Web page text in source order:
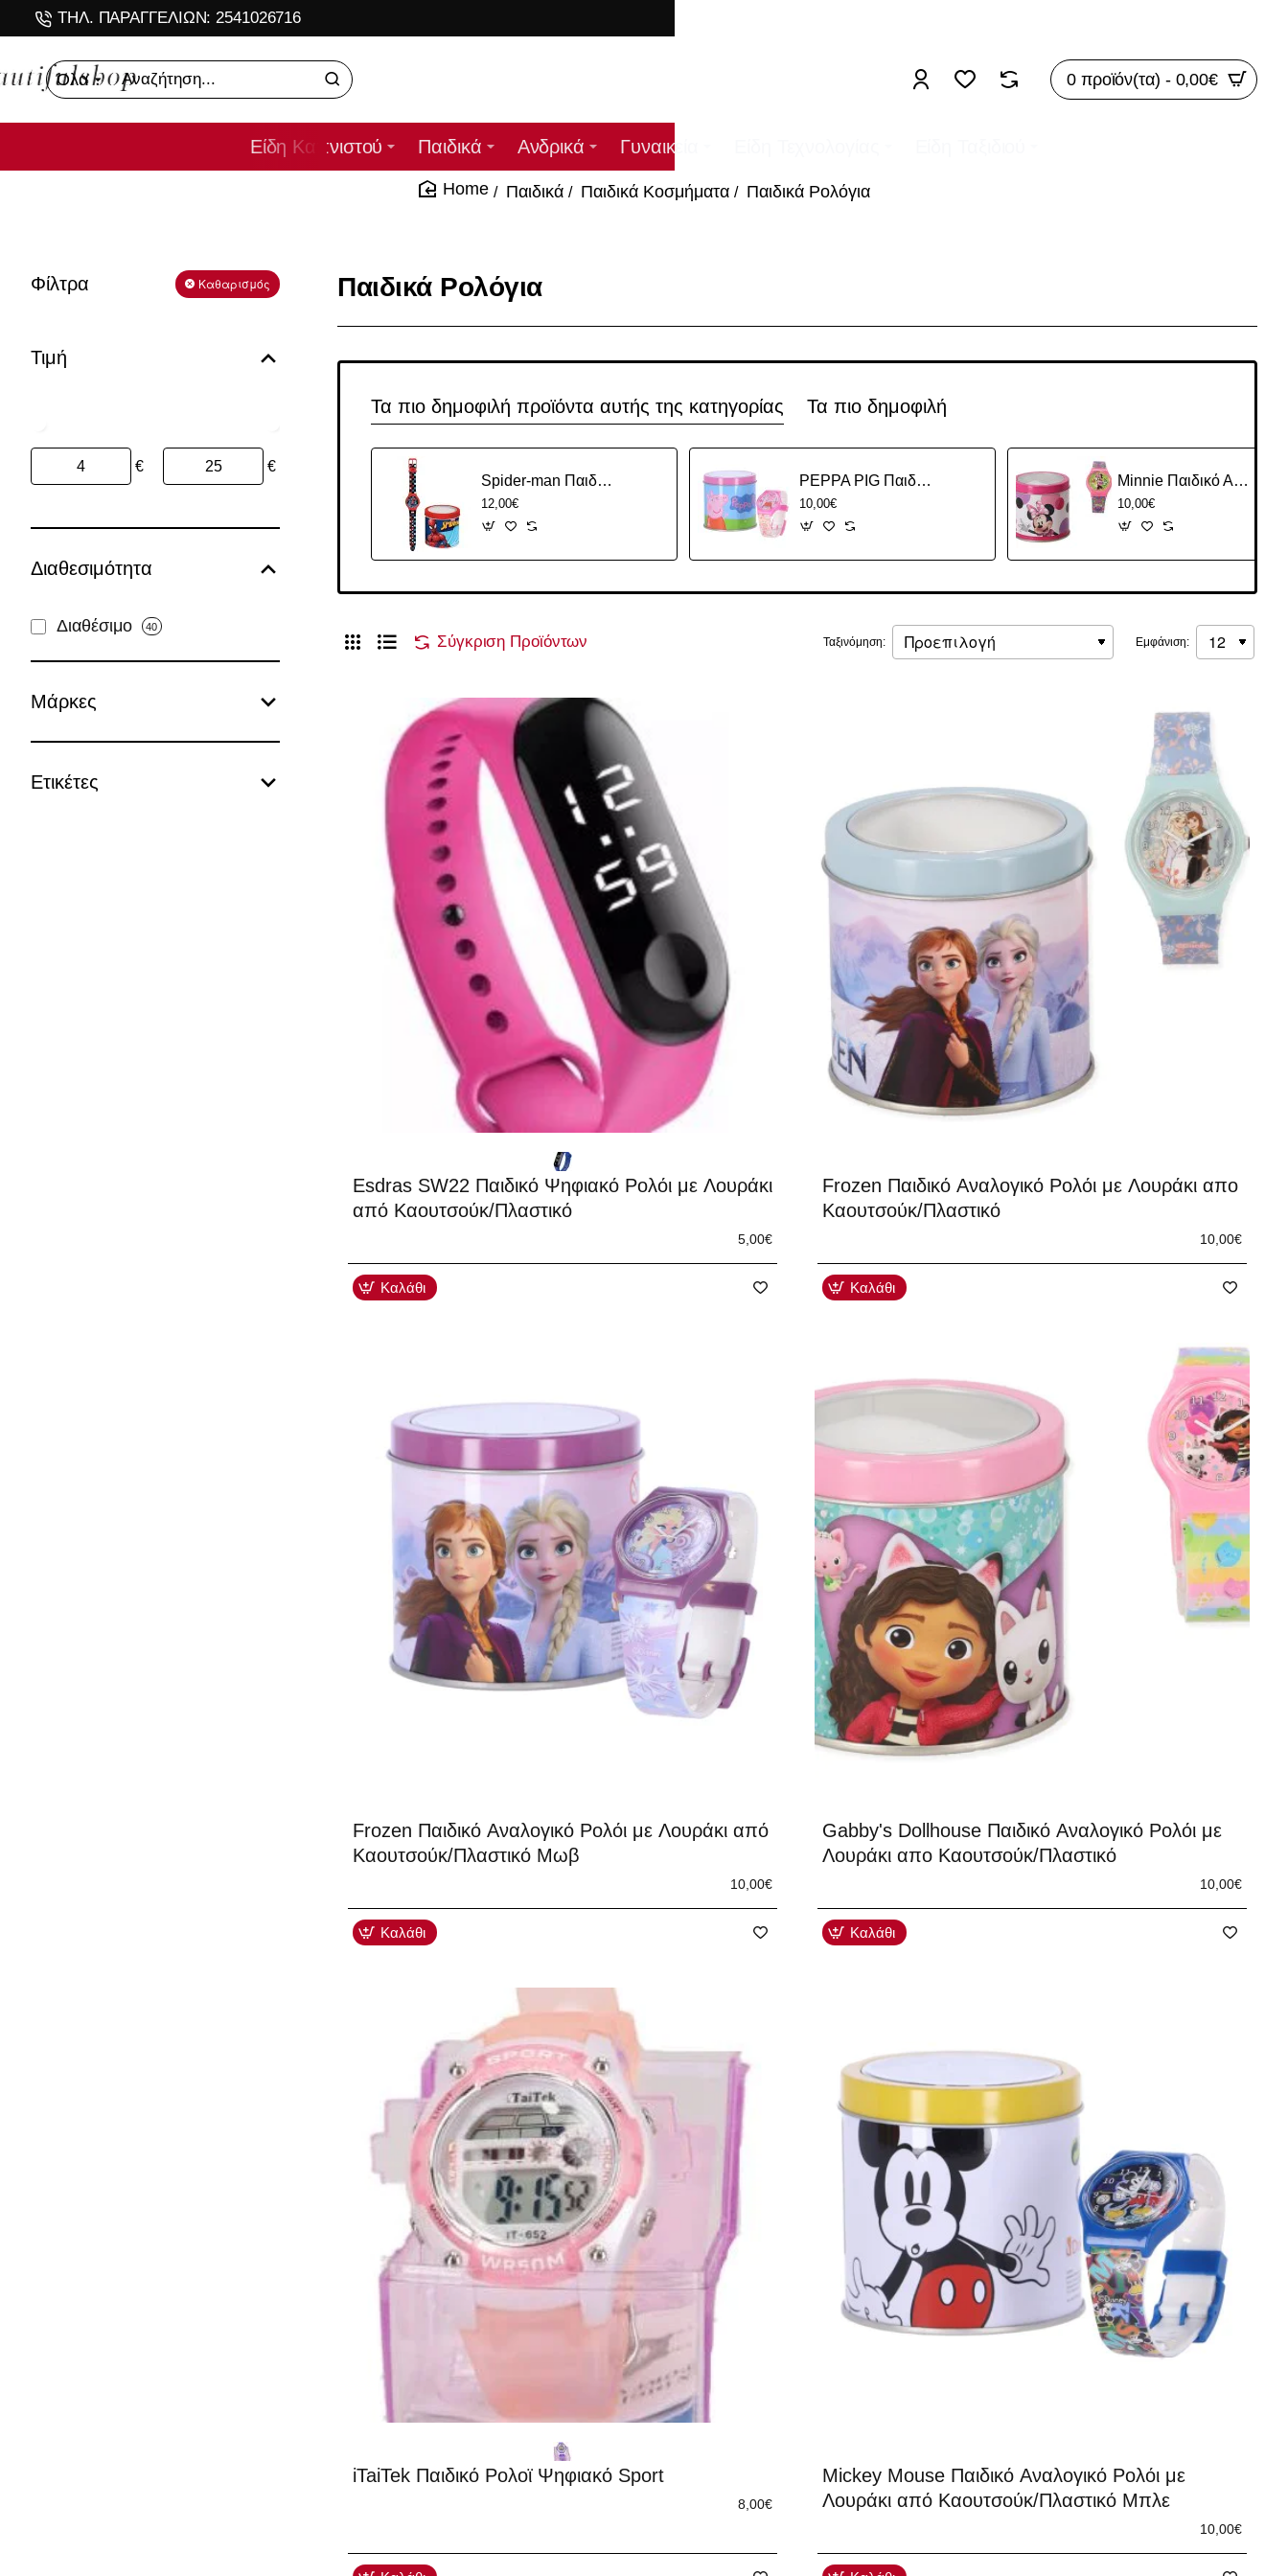
ΤΗΛ. ΠΑΡΑΓΓΕΛΙΩΝ: 2541026716
Όλα
Αναζήτηση... 0 προϊόν(τα) - 0,00€
Είδη Καπνιστού Παιδικά Ανδρικά Γυναικεία
Παιδικά Παιδικά Κοσμήματα Παιδικά Ρολόγια
Φίλτρα Καθαρισμός
Τιμή
€ €
Διαθεσιμότητα
Διαθέσιμο 40
Μάρκες
Ετικέτες
Παιδικά Ρολόγια
Τα πιο δημοφιλή προϊόντα αυτής της κατηγορίας Τα πιο δημοφιλή
Spider-man Παιδικό Αναλογικό Ρολόι με Λουράκι απο Καουτσούκ/Πλαστικό
12,00€
PEPPA PIG Παιδικό Αναλογικό Ρολόι με Λουράκι από Καουτσούκ/Πλαστικό Ροζ
10,00€
Minnie Παιδικό Αναλογικό Ρολόι με Λουράκι απο Καουτσούκ/Πλαστικό
10,00€
Σύγκριση Προϊόντων Ταξινόμηση: Εμφάνιση:
Esdras SW22 Παιδικό Ψηφιακό Ρολόι με Λουράκι
από Καουτσούκ/Πλαστικό
5,00€
Καλάθι
Frozen Παιδικό Αναλογικό Ρολόι με Λουράκι απο
Καουτσούκ/Πλαστικό
10,00€
Καλάθι
Frozen Παιδικό Αναλογικό Ρολόι με Λουράκι από
Καουτσούκ/Πλαστικό Μωβ
10,00€
Καλάθι
Gabby's Dollhouse Παιδικό Αναλογικό Ρολόι με
Λουράκι απο Καουτσούκ/Πλαστικό
10,00€
Καλάθι
iTaiTek Παιδικό Ρολοϊ Ψηφιακό Sport
8,00€
Mickey Mouse Παιδικό Αναλογικό Ρολόι με
Λουράκι από Καουτσούκ/Πλαστικό Μπλε
10,00€